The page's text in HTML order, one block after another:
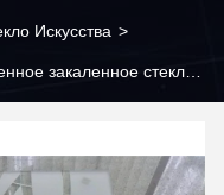
Искусства >
закаленное стекло